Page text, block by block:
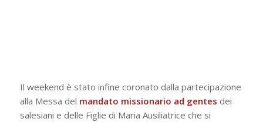
Il weekend è stato infine coronato dalla partecipazione
alla Messa del mandato missionario ad gentes dei
salesiani e delle Figlie di Maria Ausiliatrice che si